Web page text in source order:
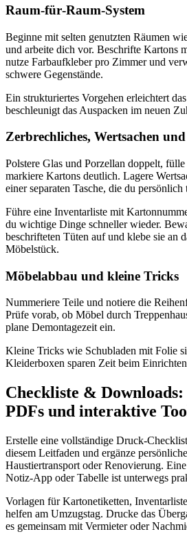
Raum‑für‑Raum‑System
Beginne mit selten genutzten Räumen
und arbeite dich vor. Beschrifte Kartons
nutze Farbaufkleber pro Zimmer und
schwere Gegenstände.
Ein strukturiertes Vorgehen erleichtert
beschleunigt das Auspacken im neuen
Zerbrechliches, Wertsachen
Polstere Glas und Porzellan doppelt,
markiere Kartons deutlich. Lagere
einer separaten Tasche, die du persönlich
Führe eine Inventarliste mit
du wichtige Dinge schneller wieder.
beschrifteten Tüten auf und klebe sie an
Möbelstück.
Möbelabbau und kleine Tricks
Nummeriere Teile und notiere die
Prüfe vorab, ob Möbel durch
plane Demontagezeit ein.
Kleine Tricks wie Schubladen mit Folie
Kleiderboxen sparen Zeit beim
Checkliste &
PDFs und interaktive
Erstelle eine vollständige
diesem Leitfaden und ergänze
Haustiertransport oder Renovierung.
Notiz‑App oder Tabelle ist unterwegs
Vorlagen für Kartonetiketten,
helfen am Umzugstag. Drucke das
es gemeinsam mit Vermieter oder